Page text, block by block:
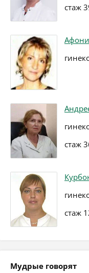
стаж
стаж
стаж
Мудрые говорят